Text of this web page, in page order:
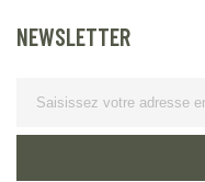
NEWSLETTER